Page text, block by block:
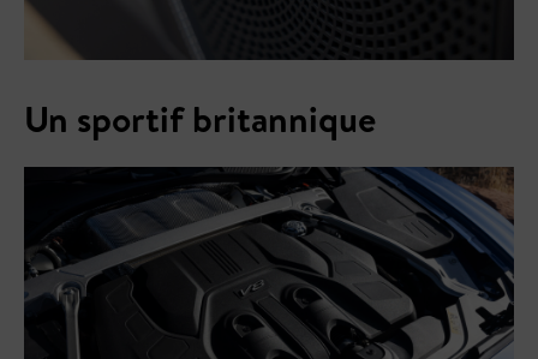
Un sportif britannique